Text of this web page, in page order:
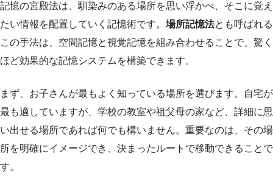
記憶の宮殿法は、馴染みのある場所を思い浮かべ、そこに覚え
たい情報を配置していく記憶術です。 場所記憶法とも呼ばれる
この手法は、空間記憶と視覚記憶を組み合わせることで、驚く
ほど効果的な記憶システムを構築できます。
まず、お子さんが最もよく知っている場所を選びます。自宅が
最も適していますが、学校の教室や祖父母の家など、詳細に思
い出せる場所であれば何でも構いません。重要なのは、その場
所を明確にイメージでき、決まったルートで移動できることで
す。